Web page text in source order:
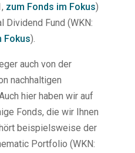
zum Fonds im Fokus)
Dividend Fund (WKN:
Fokus).
auch von der
nachhaltigen
hier haben wir auf
Fonds, die wir Ihnen
beispielsweise der
Portfolio (WKN: